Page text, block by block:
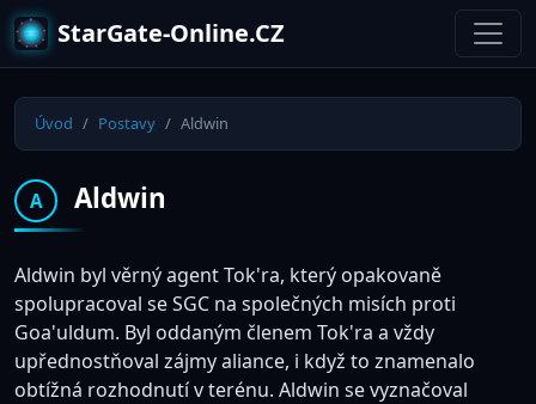
StarGate-Online.CZ
Úvod Postavy Aldwin
A Aldwin
Aldwin byl věrný agent Tok'ra, který opakovaně
spolupracoval se SGC na společných misích proti
Goa'uldum. Byl oddaným členem Tok'ra a vždy
upřednostňoval zájmy aliance, i když to znamenalo
obtížná rozhodnutí v terénu. Aldwin se vyznačoval